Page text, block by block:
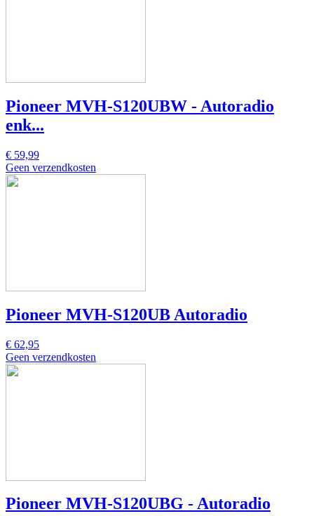
Pioneer MVH-S120UBW - Autoradio
enk...
€ 59,99
Geen verzendkosten
Pioneer MVH-S120UB Autoradio
€ 62,95
Geen verzendkosten
Pioneer MVH-S120UBG - Autoradio